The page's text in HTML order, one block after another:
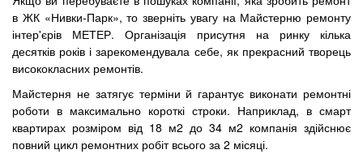
в ЖК «Нивки-Парк», то зверніть увагу на Майстерню ремонту
інтер'єрів МЕТЕР. Організація присутня на ринку кілька
десятків років і зарекомендувала себе, як прекрасний творець
висококласних ремонтів.
Майстерня не затягує терміни й гарантує виконати ремонтні
роботи в максимально короткі строки. Наприклад, в смарт
квартирах розміром від 18 м2 до 34 м2 компанія здійснює
повний цикл ремонтних робіт всього за 2 місяці.